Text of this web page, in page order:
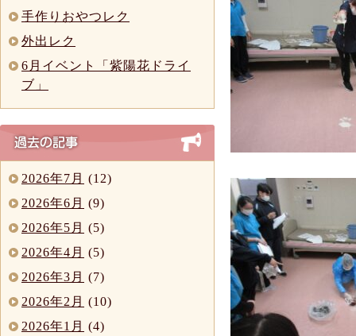
手作りおやつレク
外出レク
6月イベント「紫陽花ドライ
ブ」
2026年7月 (12)
2026年6月 (9)
2026年5月 (5)
2026年4月 (5)
2026年3月 (7)
2026年2月 (10)
2026年1月 (4)